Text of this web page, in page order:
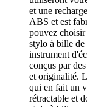
et une
ABS et est
pouvez
stylo à bille de
instrument
conçus par
et originalité.
qui en fait un
rétractable et